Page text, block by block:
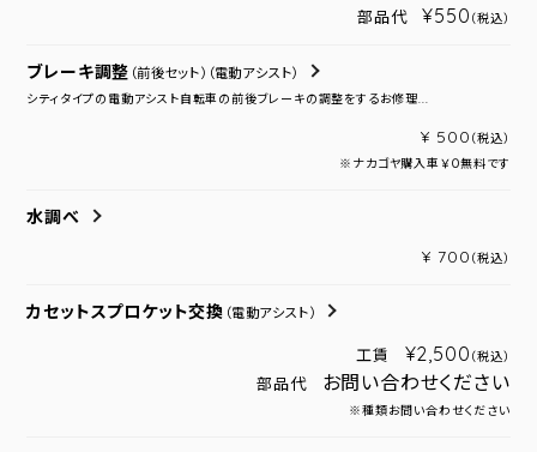
部品代 ¥550 （税込）
ブレーキ調整 （前後セット） （電動アシスト）
シティタイプの電動アシスト自転車の前後ブレーキの調整をするお修理...
¥ 500 （税込）
※ナカゴヤ購入車￥０無料です
水調べ
¥ 700 （税込）
カセットスプロケット交換 （電動アシスト）
工賃 ¥2,500 （税込）
部品代 お問い合わせください
※種類お問い合わせください